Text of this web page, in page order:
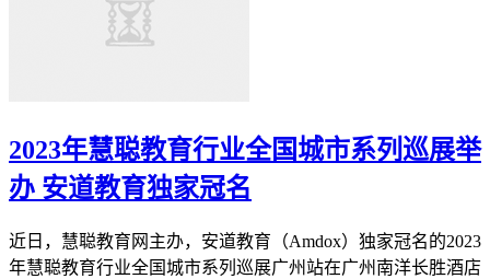
2023年慧聪教育行业全国城市系列巡展举
办 安道教育独家冠名
近日，慧聪教育网主办，安道教育（Amdox）独家冠名的2023
年慧聪教育行业全国城市系列巡展广州站在广州南洋长胜酒店